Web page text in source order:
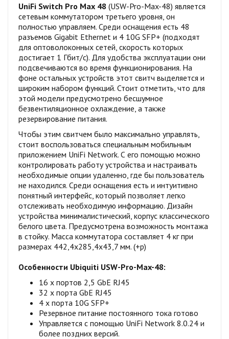
UniFi Switch Pro Max 48 (USW-Pro-Max-48) является
сетевым коммутатором третьего уровня, он
полностью управляем. Среди оснащения есть 48
разъемов Gigabit Ethernet и 4 10G SFP+ (подходят
для оптоволоконных сетей, скорость которых
достигает 1 Гбит/с). Для удобства эксплуатации они
подсвечиваются во время функционирования. На
фоне остальных устройств этот свитч выделяется и
широким набором функций. Стоит отметить, что для
этой модели предусмотрено бесшумное
безвентиляционное охлаждение, а также
резервирование питания.
Чтобы этим свитчем было максимально управлять,
стоит воспользоваться специальным мобильным
приложением UniFi Network. С его помощью можно
контролировать работу устройства и настраивать
необходимые опции удаленно, где бы пользователь
не находился. Среди оснащения есть и интуитивно
понятный интерфейс, который позволяет легко
отслеживать необходимую информацию. Дизайн
устройства минималистический, корпус классического
белого цвета. Предусмотрена возможность монтажа
в стойку. Масса коммутатора составляет 4 кг при
размерах 442,4х285,4х43,7 мм. (+p)
Особенности Ubiquiti USW-Pro-Max-48​:
16 x портов 2,5 GbE RJ45
32 x порта GbE RJ45
4 x порта 10G SFP+
Резервное питание постоянного тока готово
Управляется с помощью UniFi Network 8.0.24 и
более поздних версий.